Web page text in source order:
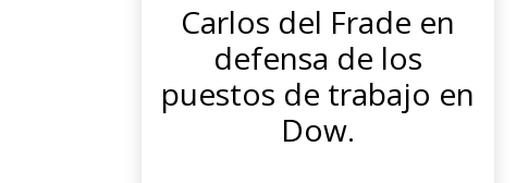
Carlos del Frade en
defensa de los
puestos de trabajo en
Dow.